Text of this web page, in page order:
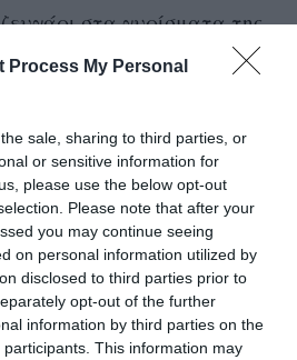
Process My Personal
sale, sharing to third parties, or
or sensitive information for
please use the below opt-out
Please note that after your
you may continue seeing
on personal information utilized by
disclosed to third parties prior to
opt-out of the further
information by third parties on the
participants. This information may
στα γυρίσματα της
Mountain », το 2004 , και τον
μεγάλη εμπειρία ζωής
τοποθετήσεις τα πράγματα
απλά πηγαίνεις όπου σε
Οκτώβριο του2007.
ο Ledger βρέθηκενεκρός